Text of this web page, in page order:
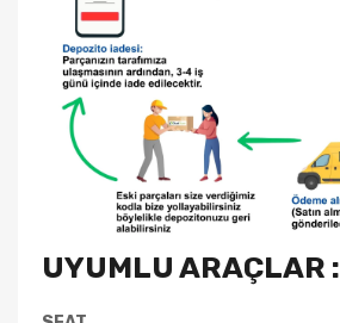
UYUMLU ARAÇLAR :